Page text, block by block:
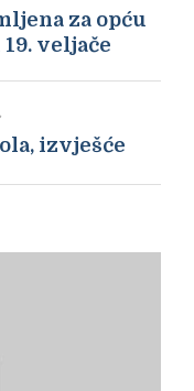
za opću
veljače
izvješće